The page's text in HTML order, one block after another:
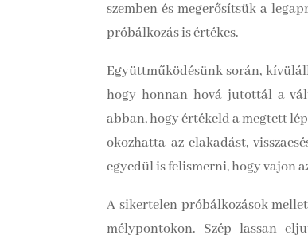
szemben és megerősítsük a
próbálkozás is értékes.
Együttműködésünk során,
hogy honnan hová jutottál a
abban, hogy értékeld a megtett
okozhatta az elakadást,
egyedül is felismerni, hogy vajon
A sikertelen próbálkozások
mélypontokon. Szép lassan